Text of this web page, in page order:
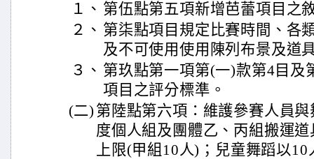
１、 第伍點第五項新增芭蕾項目之
２、 第柒點項目規定比賽時間、各
及不可使用使用陳列布景及道
３、 第玖點第一項第(一)款第4目及
項目之評分標準。
(二) 第陸點第六項：維護參賽人員
度個人組及團體乙、丙組搬運
上限(甲組10人)；兒童舞蹈以